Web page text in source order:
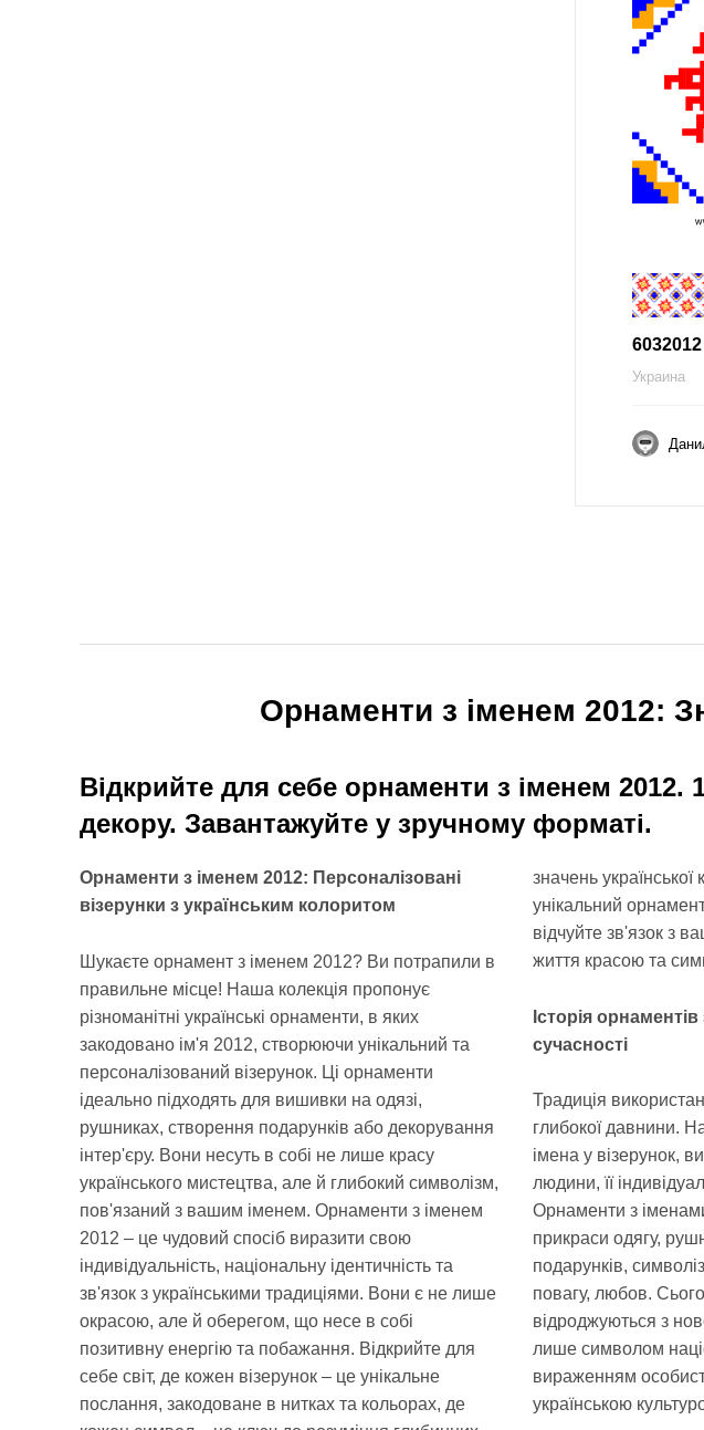
6032012
Украина
Орнаменти з іменем 2012:
Відкрийте для себе орнаменти з іменем 2012.
декору. Завантажуйте у зручному форматі.
Орнаменти з іменем 2012: Персоналізовані
візерунки з українським колоритом
Шукаєте орнамент з іменем 2012? Ви потрапили в
правильне місце! Наша колекція пропонує
різноманітні українські орнаменти, в яких
закодовано ім'я 2012, створюючи унікальний та
персоналізований візерунок. Ці орнаменти
ідеально підходять для вишивки на одязі,
рушниках, створення подарунків або декорування
інтер'єру. Вони несуть в собі не лише красу
українського мистецтва, але й глибокий символізм,
пов'язаний з вашим іменем. Орнаменти з іменем
2012 – це чудовий спосіб виразити свою
індивідуальність, національну ідентичність та
зв'язок з українськими традиціями. Вони є не лише
окрасою, але й оберегом, що несе в собі
позитивну енергію та побажання. Відкрийте для
себе світ, де кожен візерунок – це унікальне
послання, закодоване в нитках та кольорах, де
значень української
унікальний
відчуйте зв'язок з
життя красою та
Історія
сучасності
Традиція
глибокої давнини.
імена у візерунок,
людини, її
Орнаменти з
прикраси одягу,
подарунків,
повагу, любов.
відроджуються з
лише символом
вираженням
українською